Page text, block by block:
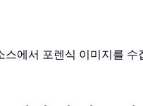
에서 포렌식 이미지를